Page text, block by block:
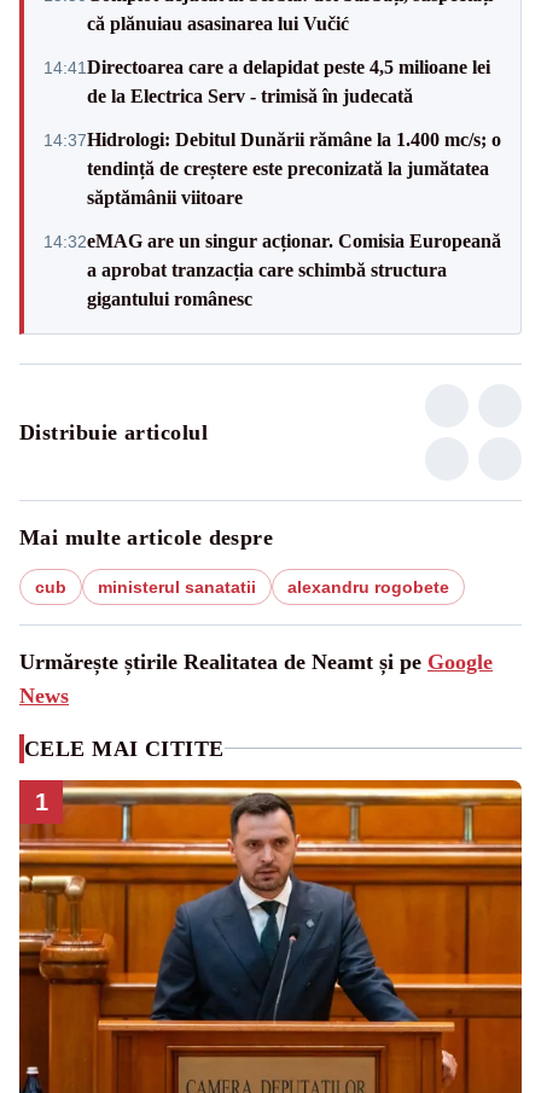
că plănuiau asasinarea lui Vučić
14:41Directoarea care a delapidat peste 4,5 milioane lei
de la Electrica Serv - trimisă în judecată
14:37Hidrologi: Debitul Dunării rămâne la 1.400 mc/s; o
tendință de creștere este preconizată la jumătatea
săptămânii viitoare
14:32eMAG are un singur acționar. Comisia Europeană
a aprobat tranzacția care schimbă structura
gigantului românesc
Distribuie articolul
Mai multe articole despre
cub ministerul sanatatii alexandru rogobete
Urmărește știrile Realitatea de Neamt și pe Google
News
CELE MAI CITITE
1